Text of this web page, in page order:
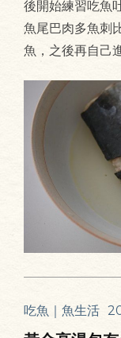
後開始練習吃魚
魚尾巴肉多魚刺
魚，之後再自己
吃魚｜魚生活